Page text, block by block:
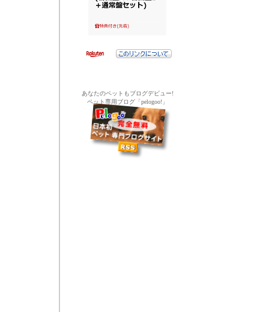
あなたのペットもブログデビュー!
ペット専用ブログ「pelogoo!」